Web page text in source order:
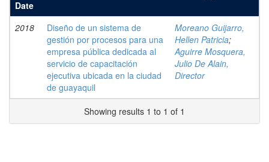
Date
2018
Diseño de un sistema de
gestión por procesos para una
empresa pública dedicada al
servicio de capacitación
ejecutiva ubicada en la ciudad
de guayaquil
Moreano Guijarro,
Hellen Patricia;
Aguirre Mosquera,
Julio De Alain,
Director
Showing results 1 to 1 of 1